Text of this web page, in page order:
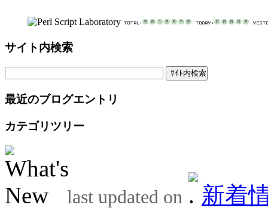
サイト内検索
最近のブログエントリ
カテゴリツリー
last updated on
新着